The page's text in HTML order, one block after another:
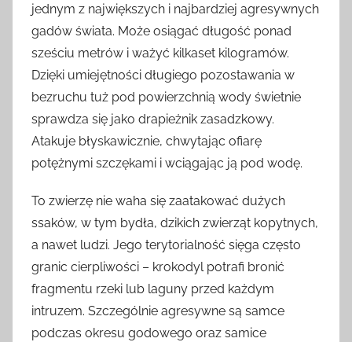
jednym z największych i najbardziej agresywnych
gadów świata. Może osiągać długość ponad
sześciu metrów i ważyć kilkaset kilogramów.
Dzięki umiejętności długiego pozostawania w
bezruchu tuż pod powierzchnią wody świetnie
sprawdza się jako drapieżnik zasadzkowy.
Atakuje błyskawicznie, chwytając ofiarę
potężnymi szczękami i wciągając ją pod wodę.
To zwierzę nie waha się zaatakować dużych
ssaków, w tym bydła, dzikich zwierząt kopytnych,
a nawet ludzi. Jego terytorialność sięga często
granic cierpliwości – krokodyl potrafi bronić
fragmentu rzeki lub laguny przed każdym
intruzem. Szczególnie agresywne są samce
podczas okresu godowego oraz samice